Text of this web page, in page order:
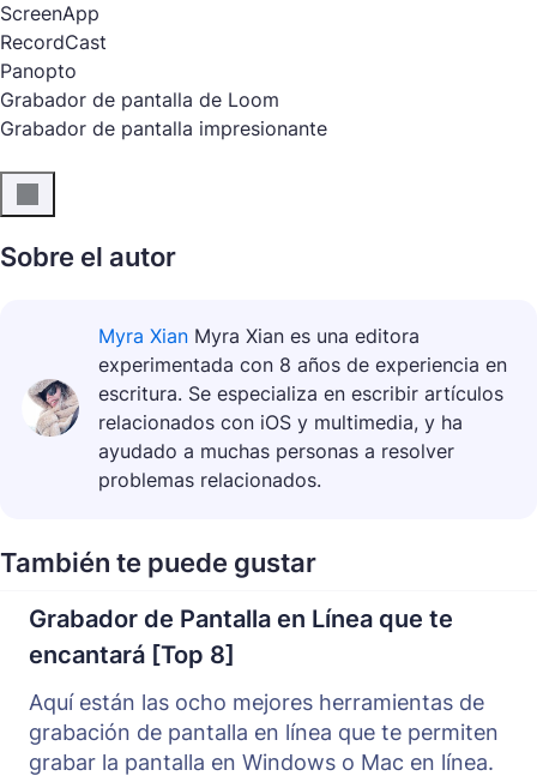
ScreenApp
RecordCast
Panopto
Grabador de pantalla de Loom
Grabador de pantalla impresionante
Sobre el autor
Myra Xian Myra Xian es una editora
experimentada con 8 años de experiencia en
escritura. Se especializa en escribir artículos
relacionados con iOS y multimedia, y ha
ayudado a muchas personas a resolver
problemas relacionados.
También te puede gustar
Grabador de Pantalla en Línea que te
encantará [Top 8]
Aquí están las ocho mejores herramientas de
grabación de pantalla en línea que te permiten
grabar la pantalla en Windows o Mac en línea.